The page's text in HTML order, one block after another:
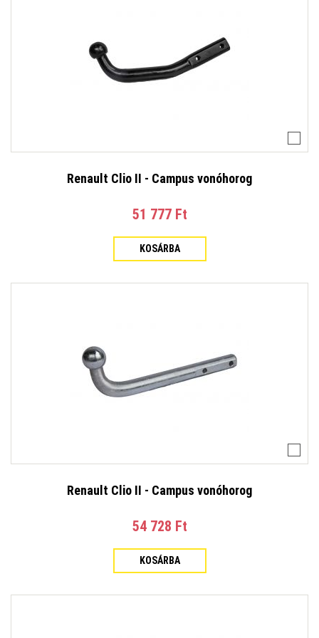
Renault Clio II - Campus vonóhorog
51 777 Ft‎
KOSÁRBA
Renault Clio II - Campus vonóhorog
54 728 Ft‎
KOSÁRBA